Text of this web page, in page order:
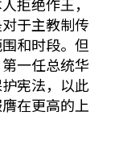
于主教制传
和时段。但
一任总统华
宪法，以此
在更高的上